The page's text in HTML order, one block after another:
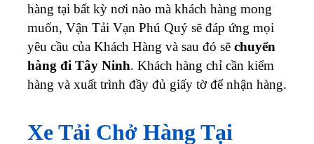
hàng tại bất kỳ nơi nào mà khách hàng mong
muốn, Vận Tải Vạn Phú Quý sẽ đáp ứng mọi
yêu cầu của Khách Hàng và sau đó sẽ chuyển
hàng đi Tây Ninh. Khách hàng chỉ cần kiểm
hàng và xuất trình đầy đủ giấy tờ để nhận hàng.
Xe Tải Chở Hàng Tại